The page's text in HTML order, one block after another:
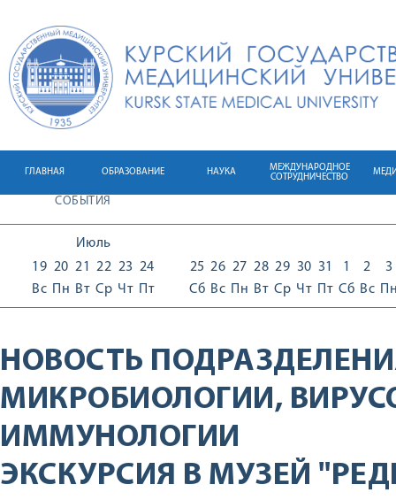
ГЛАВНАЯ ОБРАЗОВАНИЕ НАУКА
МЕЖДУНАРОДНОЕ
СОТРУДНИЧЕСТВО
СОБЫТИЯ
Июль
19
Вс
20
Пн
21
Вт
22
Ср
23
Чт
24
Пт
25
Сб
26
Вс
27
Пн
28
Вт
29
Ср
30
Чт
31
Пт
1
Сб
2
Вс
3
НОВОСТЬ
МИКРОБИОЛОГИИ,
ИММУНОЛОГИИ
ЭКСКУРСИЯ В МУЗЕЙ